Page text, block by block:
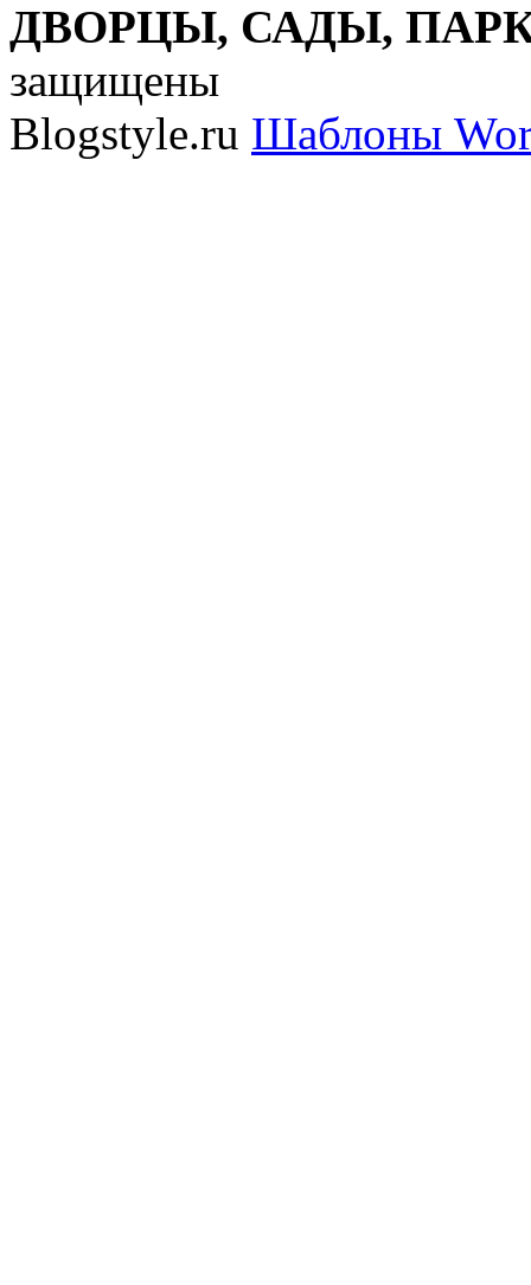
ДВОРЦЫ, САДЫ,
защищены
Blogstyle.ru Шаблоны